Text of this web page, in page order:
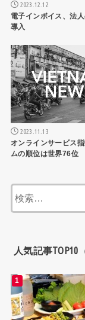
2023.12.12
電子インボイス、法
導入
2023.11.13
オンラインサービス
ムの順位は世界76位
人気記事TOP10